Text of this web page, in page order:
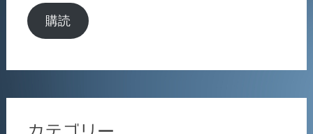
ル
ア
購読